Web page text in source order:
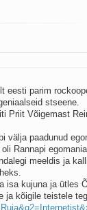
eesti parim
stseene.
Priit Võigemast
välja paadunud
Rannapi
meeldis ja
isa kujuna ja ütles
ja kõigile teistele